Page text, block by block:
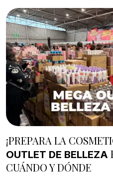
¡PREPARA LA
OUTLET DE BELLEZA
CUÁNDO Y DÓNDE